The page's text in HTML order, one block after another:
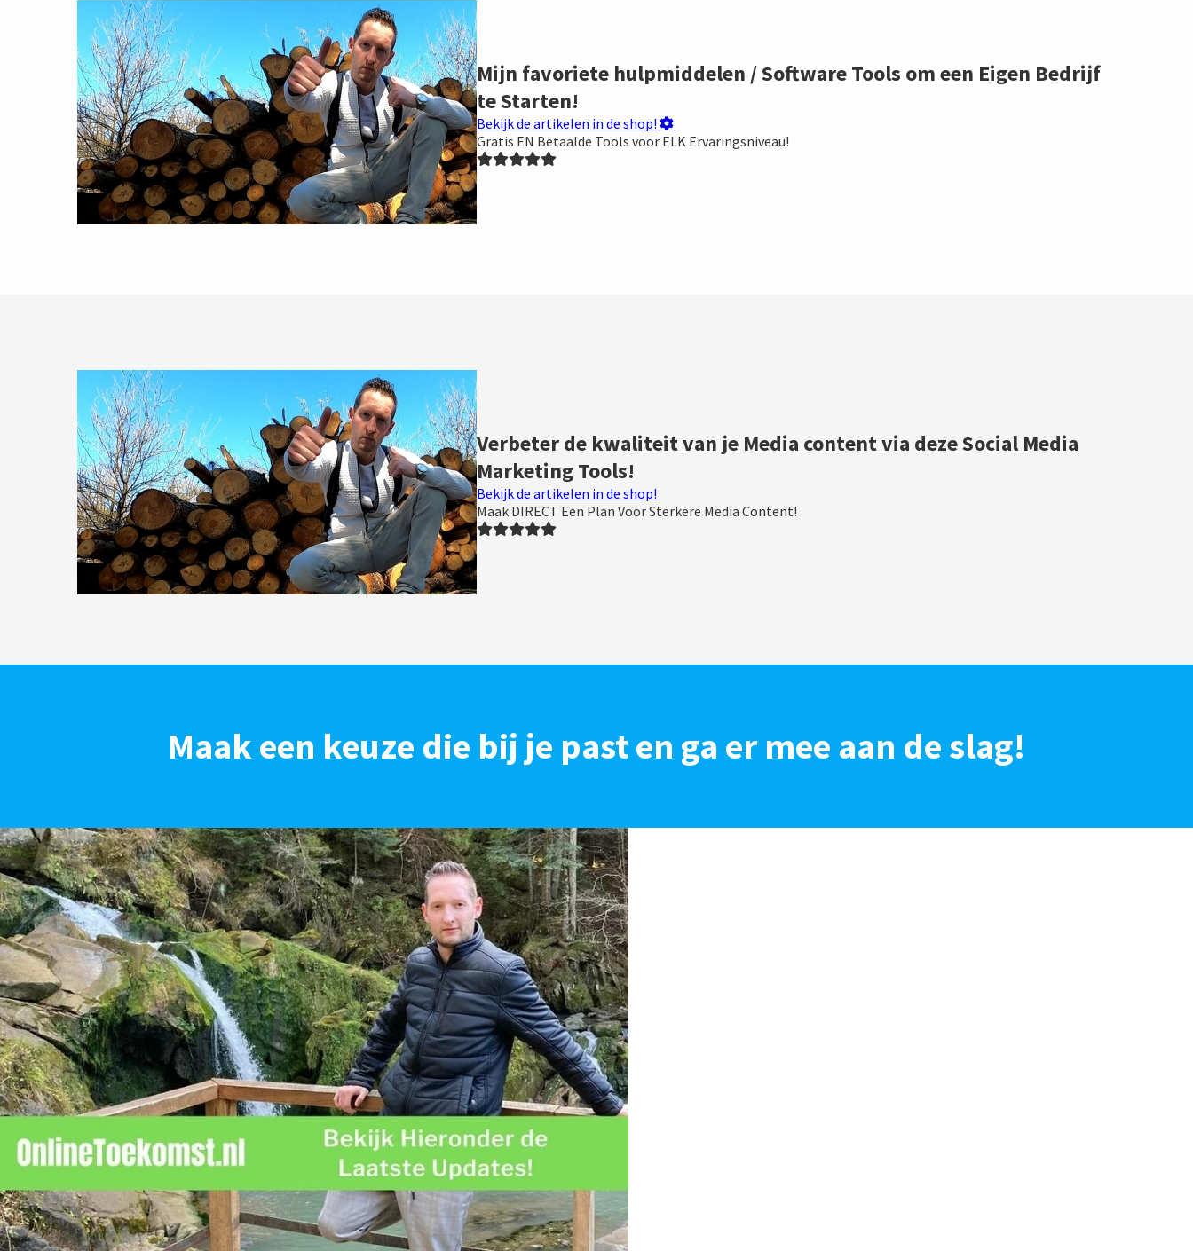
Mijn favoriete hulpmiddelen / Software Tools om een Eigen Bedrijf
te Starten!
Bekijk de artikelen in de shop!
Gratis EN Betaalde Tools voor ELK Ervaringsniveau!
Verbeter de kwaliteit van je Media content via deze Social Media
Marketing Tools!
Bekijk de artikelen in de shop!
Maak DIRECT Een Plan Voor Sterkere Media Content!
Maak een keuze die bij je past en ga er mee aan de slag!